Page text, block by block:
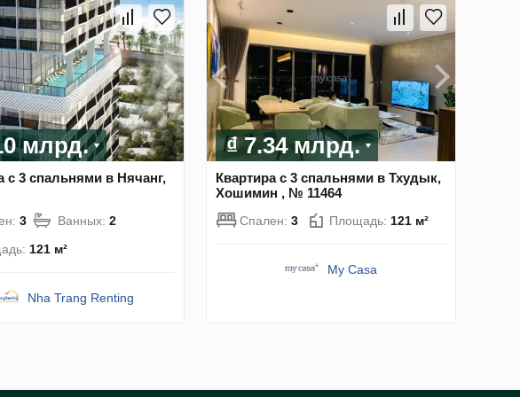
млрд.
с 3 спальнями в Нячанг,
3 Ванных: 2
121 м²
Nha Trang Renting
₫ 7.34 млрд.
Квартира с 3 спальнями в Тхудык,
Хошимин , № 11464
Спален: 3 Площадь: 121 м²
My Casa